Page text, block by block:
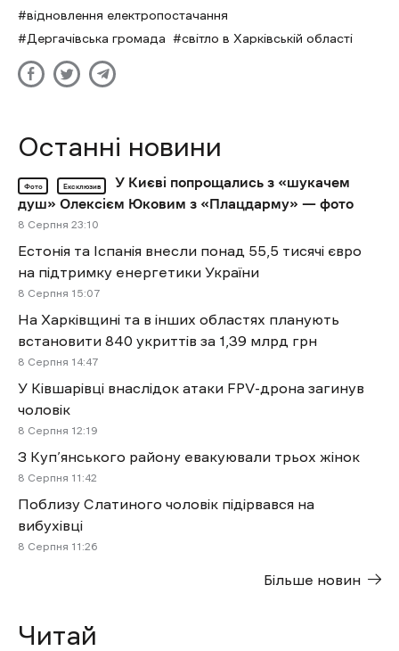
відновлення електропостачання
Дергачівська громада
світло в Харківській області
Останні новини
Фото Ексклюзив
У Києві попрощались з «шукачем
душ» Олексієм Юковим з «Плацдарму» — фото
8 Cерпня 23:10
Естонія та Іспанія внесли понад 55,5 тисячі євро
на підтримку енергетики України
8 Cерпня 15:07
На Харківщині та в інших областях планують
встановити 840 укриттів за 1,39 млрд грн
8 Cерпня 14:47
У Ківшарівці внаслідок атаки FPV-дрона загинув
чоловік
8 Cерпня 12:19
З Куп’янського району евакуювали трьох жінок
8 Cерпня 11:42
Поблизу Слатиного чоловік підірвався на
вибухівці
8 Cерпня 11:26
Більше новин
Читай